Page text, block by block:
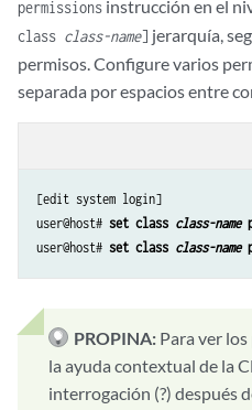
permissions instrucción en el
class class-name] jerarquía,
permisos. Configure varios
separada por espacios entre
[edit system login]
user@host# set class class-name
user@host# set class class-name
PROPINA: Para ver
la ayuda contextual de la
interrogación (?) después